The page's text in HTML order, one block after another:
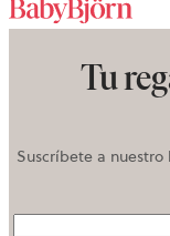
Tu
Suscríbete a